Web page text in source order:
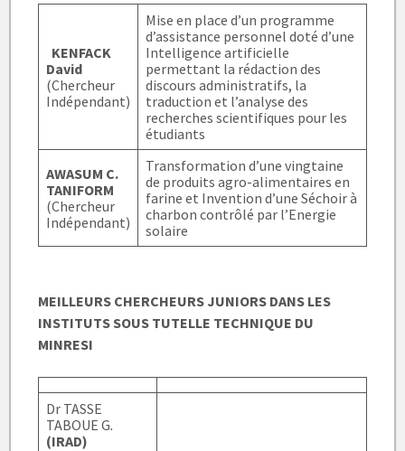
KENFACK
David
(Chercheur
Indépendant)
Mise en place d’un programme
d’assistance personnel doté d’une
Intelligence artificielle
permettant la rédaction des
discours administratifs, la
traduction et l’analyse des
recherches scientifiques pour les
étudiants
AWASUM C.
TANIFORM
(Chercheur
Indépendant)
Transformation d’une vingtaine
de produits agro-alimentaires en
farine et Invention d’une Séchoir à
charbon contrôlé par l’Energie
solaire
MEILLEURS CHERCHEURS JUNIORS DANS LES
INSTITUTS SOUS TUTELLE TECHNIQUE DU
MINRESI
Dr TASSE
TABOUE G.
(IRAD)